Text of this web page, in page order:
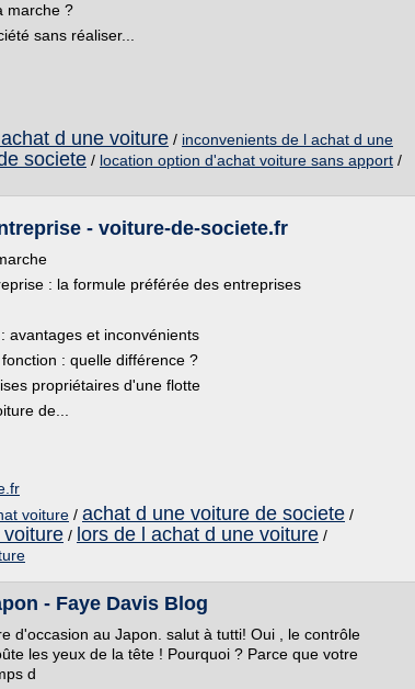
marche ?
sans réaliser...
d une voiture / inconvenients de l achat d une
societe / location option d'achat voiture sans apport /
- voiture-de-societe.fr
: la formule préférée des entreprises
avantages et inconvénients
: quelle différence ?
propriétaires d'une flotte
de...
voiture / achat d une voiture de societe /
/ lors de l achat d une voiture /
- Faye Davis Blog
d'occasion au Japon. salut à tutti! Oui , le contrôle
les yeux de la tête ! Pourquoi ? Parce que votre
d